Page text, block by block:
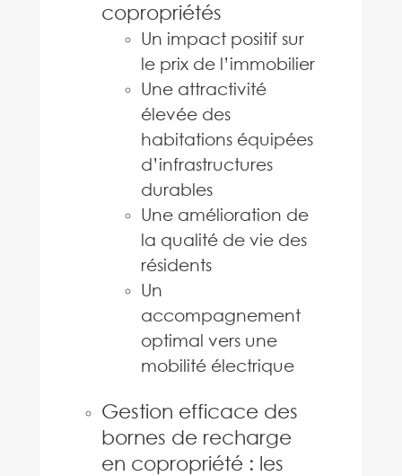
copropriétés
Un impact positif sur
le prix de l’immobilier
Une attractivité
élevée des
habitations équipées
d’infrastructures
durables
Une amélioration de
la qualité de vie des
résidents
Un
accompagnement
optimal vers une
mobilité électrique
Gestion efficace des
bornes de recharge
en copropriété : les